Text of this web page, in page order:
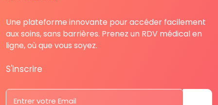
Une plateforme innovante pour accéder facilement
aux soins, sans barrières. Prenez un RDV médical en
ligne, où que vous soyez.
S'inscrire